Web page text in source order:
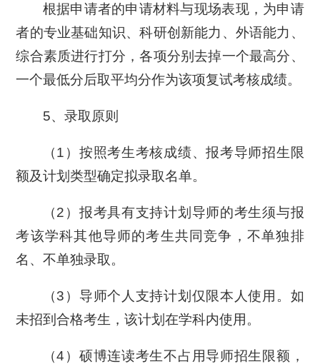
根据申请者的申请材料与现场表现，为申请
者的专业基础知识、科研创新能力、外语能力、
综合素质进行打分，各项分别去掉一个最高分、
一个最低分后取平均分作为该项复试考核成绩。
5、录取原则
（1）按照考生考核成绩、报考导师招生限
额及计划类型确定拟录取名单。
（2）报考具有支持计划导师的考生须与报
考该学科其他导师的考生共同竞争，不单独排
名、不单独录取。
（3）导师个人支持计划仅限本人使用。如
未招到合格考生，该计划在学科内使用。
（4）硕博连读考生不占用导师招生限额，